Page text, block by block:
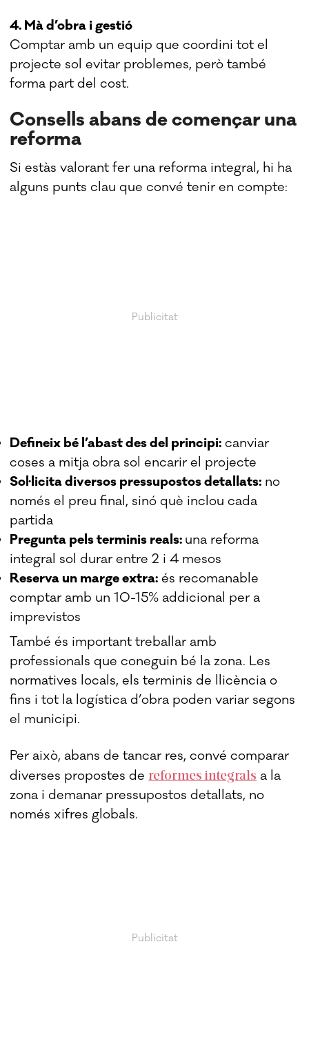
4. Mà d’obra i gestió
Comptar amb un equip que coordini tot el
projecte sol evitar problemes, però també
forma part del cost.
Consells abans de començar una
reforma
Si estàs valorant fer una reforma integral, hi ha
alguns punts clau que convé tenir en compte:
Defineix bé l’abast des del principi: canviar
coses a mitja obra sol encarir el projecte
Sol·licita diversos pressupostos detallats: no
només el preu final, sinó què inclou cada
partida
Pregunta pels terminis reals: una reforma
integral sol durar entre 2 i 4 mesos
Reserva un marge extra: és recomanable
comptar amb un 10-15% addicional per a
imprevistos
També és important treballar amb
professionals que coneguin bé la zona. Les
normatives locals, els terminis de llicència o
fins i tot la logística d’obra poden variar segons
el municipi.
Per això, abans de tancar res, convé comparar
diverses propostes de reformes integrals a la
zona i demanar pressupostos detallats, no
només xifres globals.